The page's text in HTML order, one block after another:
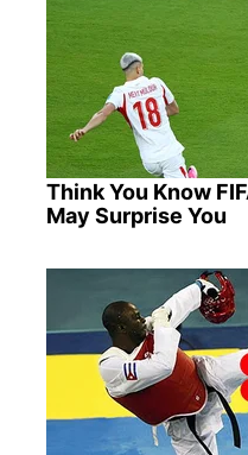
Think You Know
May Surprise You